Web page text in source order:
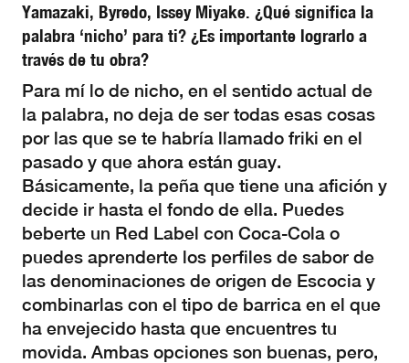
Yamazaki, Byredo, Issey Miyake. ¿Qué significa la
palabra ‘nicho’ para ti? ¿Es importante lograrlo a
través de tu obra?
Para mí lo de nicho, en el sentido actual de
la palabra, no deja de ser todas esas cosas
por las que se te habría llamado friki en el
pasado y que ahora están guay.
Básicamente, la peña que tiene una afición y
decide ir hasta el fondo de ella. Puedes
beberte un Red Label con Coca-Cola o
puedes aprenderte los perfiles de sabor de
las denominaciones de origen de Escocia y
combinarlas con el tipo de barrica en el que
ha envejecido hasta que encuentres tu
movida. Ambas opciones son buenas, pero,